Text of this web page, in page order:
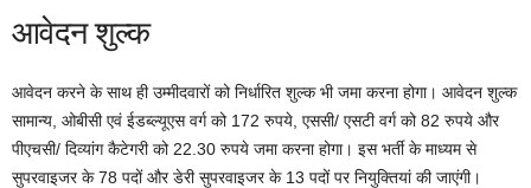
आवेदन शुल्क
आवेदन करने के साथ ही उम्मीदवारों को निर्धारित शुल्क भी जमा करना होगा। आवेदन शुल्क
सामान्य, ओबीसी एवं ईडब्ल्यूएस वर्ग को 172 रुपये, एससी/ एसटी वर्ग को 82 रुपये और
पीएचसी/ दिव्यांग कैटेगरी को 22.30 रुपये जमा करना होगा। इस भर्ती के माध्यम से
सुपरवाइजर के 78 पदों और डेरी सुपरवाइजर के 13 पदों पर नियुक्तियां की जाएंगी।